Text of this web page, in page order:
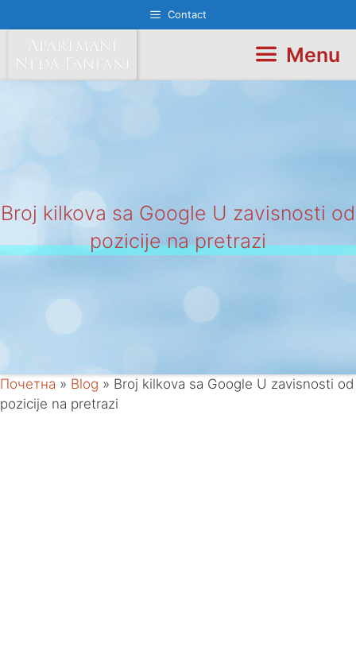
to
content
Contact
Menu
Broj kilkova sa Google U zavisnosti od
pozicije na pretrazi
Почетна » Blog » Broj kilkova sa Google U zavisnosti od
pozicije na pretrazi